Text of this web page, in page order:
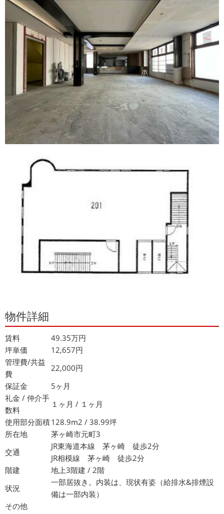
物件詳細
賃料
49.35万円
坪単価
12,657円
管理費/共益
費
22,000円
保証金
5ヶ月
礼金 / 仲介手
数料
１ヶ月 / １ヶ月
使用部分面積128.9m2 / 38.99坪
所在地
茅ヶ崎市元町3
交通
JR東海道本線 茅ヶ崎 徒歩2分
JR相模線 茅ヶ崎 徒歩2分
階建
地上3階建 / 2階
状況
一部居抜き。内装は、現状有姿（給排水&排煙設
備は一部内装）
その他